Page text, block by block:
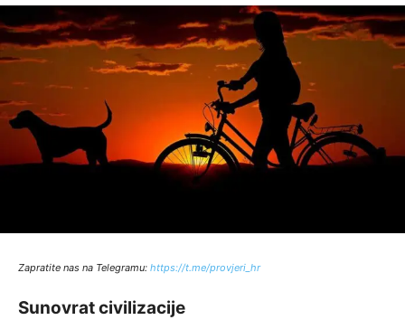
Zapratite nas na Telegramu: https://t.me/provjeri_hr
Sunovrat civilizacije